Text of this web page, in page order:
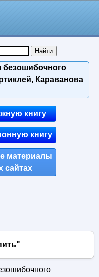
безошибочного
Караванова
книгу
книгу
материалы
сайтах